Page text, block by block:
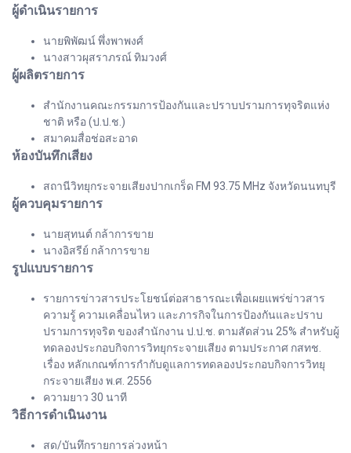
ผู้ดำเนินรายการ
นายพิพัฒน์ พึ่งพาพงศ์
นางสาวผุสราภรณ์ ทิมวงศ์
ผู้ผลิตรายการ
สำนักงานคณะกรรมการป้องกันและปราบปรามการทุจริตแห่ง
ชาติ หรือ (ป.ป.ช.)
สมาคมสื่อช่อสะอาด
ห้องบันทึกเสียง
สถานีวิทยุกระจายเสียงปากเกร็ด FM 93.75 MHz จังหวัดนนทบุรี
ผู้ควบคุมรายการ
นายสุทนต์ กล้าการขาย
นางอิสรีย์ กล้าการขาย
รูปแบบรายการ
รายการข่าวสารประโยชน์ต่อสาธารณะเพื่อเผยแพร่ข่าวสาร
ความรู้ ความเคลื่อนไหว และภารกิจในการป้องกันและปราบ
ปรามการทุจริต ของสำนักงาน ป.ป.ช. ตามสัดส่วน 25% สำหรับผู้
ทดลองประกอบกิจการวิทยุกระจายเสียง ตามประกาศ กสทช.
เรื่อง หลักเกณฑ์การกำกับดูแลการทดลองประกอบกิจการวิทยุ
กระจายเสียง พ.ศ. 2556
ความยาว 30 นาที
วิธีการดำเนินงาน
สด/บันทึกรายการล่วงหน้า